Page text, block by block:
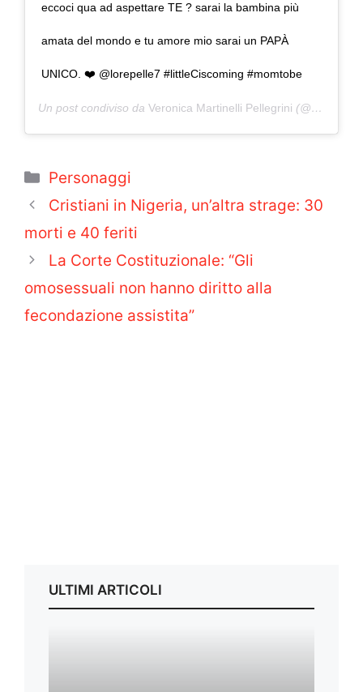
eccoci qua ad aspettare TE ? sarai la bambina più
amata del mondo e tu amore mio sarai un PAPÀ
UNICO. ❤️ @lorepelle7 #littleCiscoming #momtobe
Un post condiviso da Veronica Martinelli Pellegrini (@veromartinel) in data:
Categorie
Personaggi
Cristiani in Nigeria, un’altra strage: 30
morti e 40 feriti
La Corte Costituzionale: “Gli
omosessuali non hanno diritto alla
fecondazione assistita”
ULTIMI ARTICOLI